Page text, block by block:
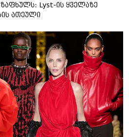
Lyst-ის ყველაზე
ათეული